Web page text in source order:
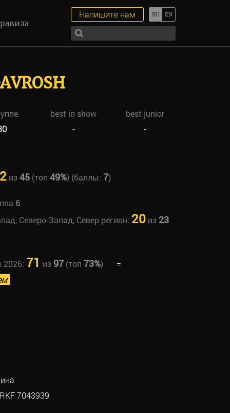
Напишите нам
best in show
best junior
- -
из45(топ 49%) (баллы: 7)
6
Северо-Запад, Север регион: 20из 23
2026: 71 из97(топ 73%)
=
7043939